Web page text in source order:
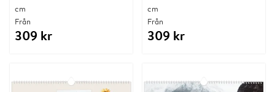
cm
Från
309 kr
cm
Från
309 kr